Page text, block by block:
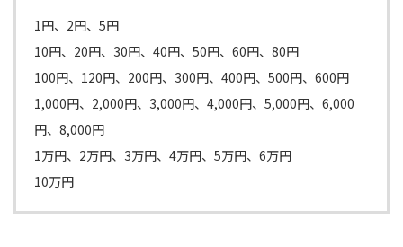
1円、2円、5円
10円、20円、30円、40円、50円、60円、80円
100円、120円、200円、300円、400円、500円、600円
1,000円、2,000円、3,000円、4,000円、5,000円、6,000
円、8,000円
1万円、2万円、3万円、4万円、5万円、6万円
10万円